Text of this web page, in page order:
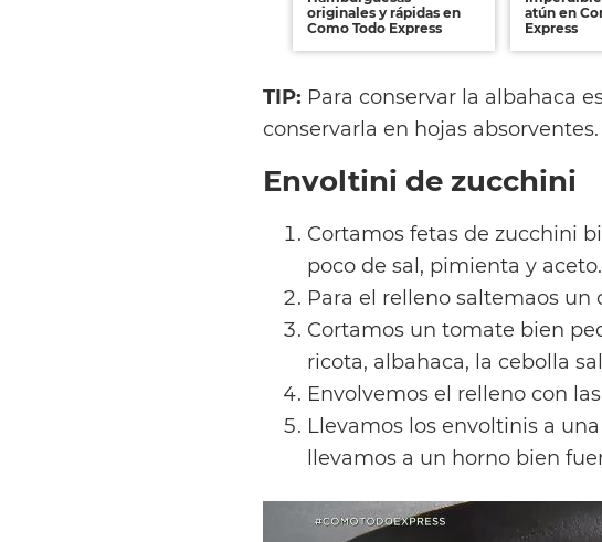
originales y rápidas en
Como Todo Express
atún en
Express
TIP: Para conservar la albahaca
conservarla en hojas absorventes.
Envoltini de zucchini
Cortamos fetas de zucchini
poco de sal, pimienta y aceto.
Para el relleno saltemaos
Cortamos un tomate bien
ricota, albahaca, la cebolla
Envolvemos el relleno con
Llevamos los envoltinis a
llevamos a un horno bien